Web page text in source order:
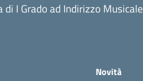
I Grado ad Indirizzo Musicale
Novità